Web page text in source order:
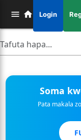
Login
Soma
Pata makala